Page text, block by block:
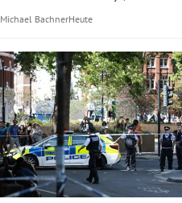
Michael BachnerHeute